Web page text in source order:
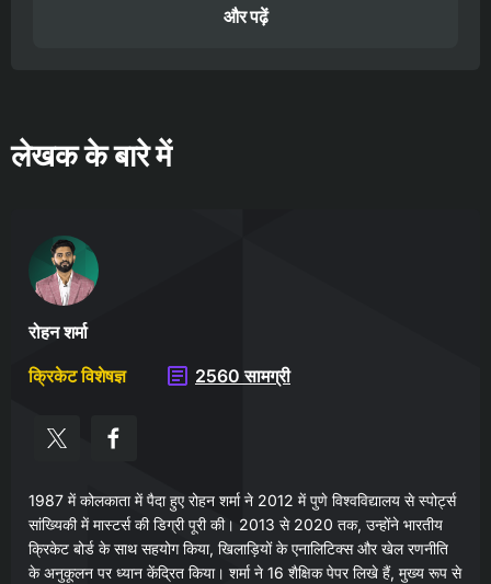
और पढ़ें
लेखक के बारे में
रोहन शर्मा
क्रिकेट विशेषज्ञ
2560 सामग्री
1987 में कोलकाता में पैदा हुए रोहन शर्मा ने 2012 में पुणे विश्वविद्यालय से स्पोर्ट्स
सांख्यिकी में मास्टर्स की डिग्री पूरी की। 2013 से 2020 तक, उन्होंने भारतीय
क्रिकेट बोर्ड के साथ सहयोग किया, खिलाड़ियों के एनालिटिक्स और खेल रणनीति
के अनुकूलन पर ध्यान केंद्रित किया। शर्मा ने 16 शैक्षिक पेपर लिखे हैं, मुख्य रूप से